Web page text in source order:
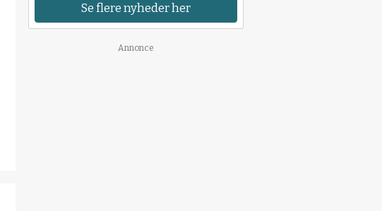
Se flere nyheder her
Annonce